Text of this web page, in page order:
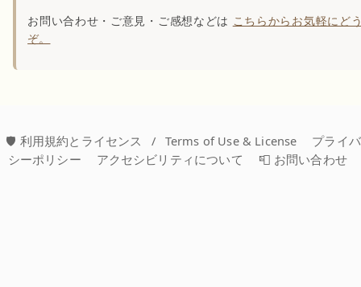
お問い合わせ・ご意見・ご感想などは こちらからお気軽にど
ぞ。
🛡️ 利用規約とライセンス / Terms of Use & License
プライバ
シーポリシー
アクセシビリティについて 📮 お問い合わせ